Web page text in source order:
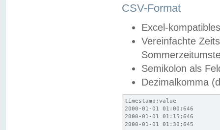
CSV-Format
Excel-
Vereinfachte
Semikolon als
Dezimalkomma
timestamp;value
2000-01-01 01:00;646
2000-01-01 01:15;646
2000-01-01 01:30;645